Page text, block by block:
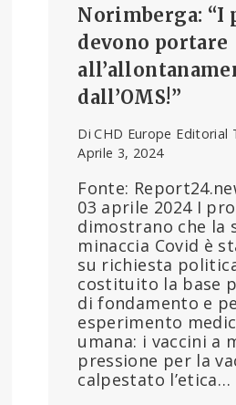
Norimberga: “I
devono portare
dall’OMS!”
Di CHD Europe Editorial
Aprile 3, 2024
Fonte:
03 aprile 2024 I
dimostrano che la
minaccia Covid è
su richiesta
costituito la base
di fondamento e
esperimento
umana: i vaccini a
pressione per la
calpestato l’etica…